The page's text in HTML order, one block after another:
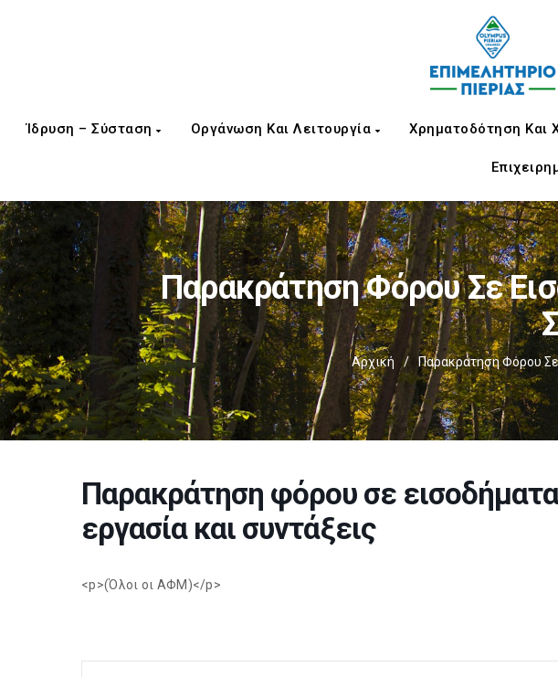
Ίδρυση – Σύσταση Οργάνωση Και Λειτουργία Χρηματοδότηση Και
Παρακράτηση Φόρου Σε
Αρχική / Παρακράτηση Φόρου
Παρακράτηση φόρου σε
εργασία και συντάξεις
<p>(Όλοι οι ΑΦΜ)</p>